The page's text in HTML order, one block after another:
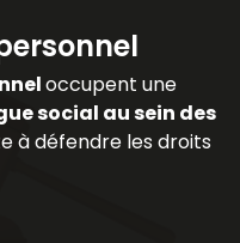
occupent une
social au sein des
à défendre les droits
leurs
et à